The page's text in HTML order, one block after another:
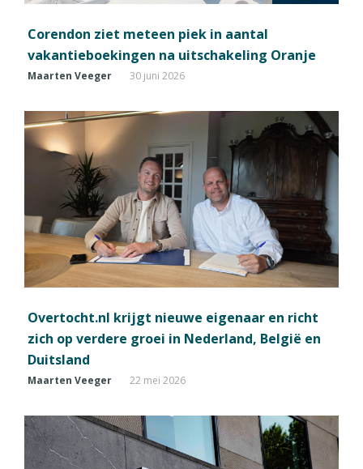
Corendon ziet meteen piek in aantal
vakantieboekingen na uitschakeling Oranje
Maarten Veeger 30 juni 2026
Overtocht.nl krijgt nieuwe eigenaar en richt
zich op verdere groei in Nederland, België en
Duitsland
Maarten Veeger 22 mei 2026